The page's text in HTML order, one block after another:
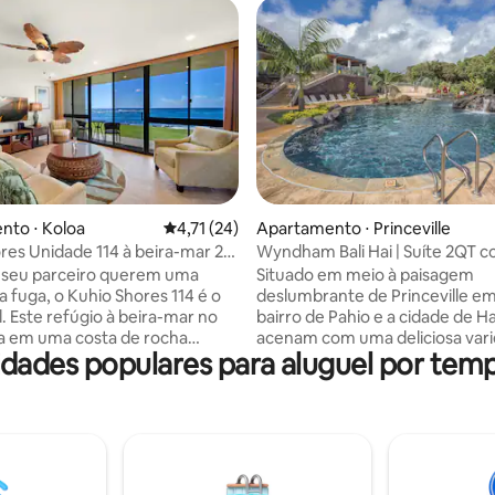
média de 5, 7 avaliações
⋅ Koloa 4,71 de uma avaliação média de 5, 24
4,71 (24)
Unidade 114 à beira-mar 2
seu parceiro querem uma
fuga, o Kuhio Shores 114 é o
Este refúgio à beira-mar no
em uma costa de rocha
com vista
para as ondas, tartarugas
pratique snorkel
Apartamento ⋅ Princeville
Wyndham Bali Hai | Suíte 2QT
ao resort
Situado em meio à paisagem
deslumbrante de Princeville
bairro de Pahio e a cidade de
acenam com uma deliciosa
restaurantes, praias, galerias,
e campos de golfe de classe
quarto no Bali Hai Resort
cozinha totalmente equipada,
populares para aluguel por